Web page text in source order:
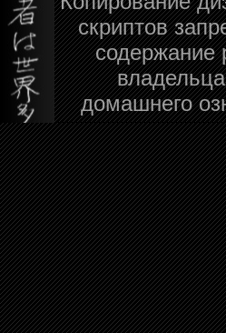
скриптов
содержание
домашнего